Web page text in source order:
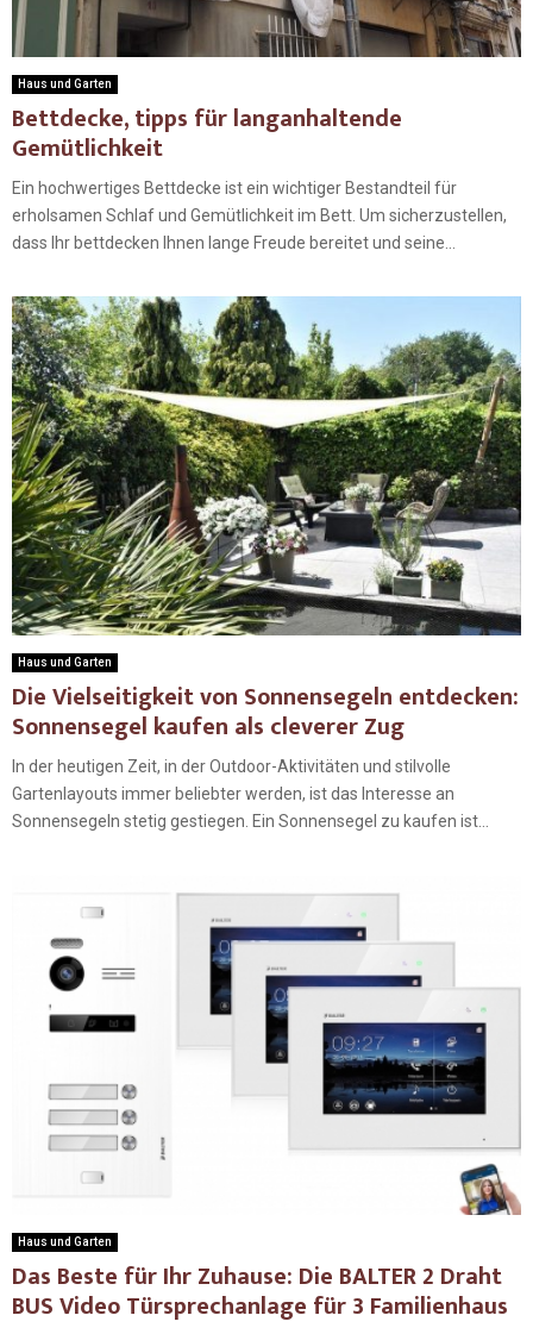
Haus und Garten
Bettdecke, tipps für langanhaltende
Gemütlichkeit
Ein hochwertiges Bettdecke ist ein wichtiger Bestandteil für
erholsamen Schlaf und Gemütlichkeit im Bett. Um sicherzustellen,
dass Ihr bettdecken Ihnen lange Freude bereitet und seine...
Haus und Garten
Die Vielseitigkeit von Sonnensegeln entdecken:
Sonnensegel kaufen als cleverer Zug
In der heutigen Zeit, in der Outdoor-Aktivitäten und stilvolle
Gartenlayouts immer beliebter werden, ist das Interesse an
Sonnensegeln stetig gestiegen. Ein Sonnensegel zu kaufen ist...
Haus und Garten
Das Beste für Ihr Zuhause: Die BALTER 2 Draht
BUS Video Türsprechanlage für 3 Familienhaus